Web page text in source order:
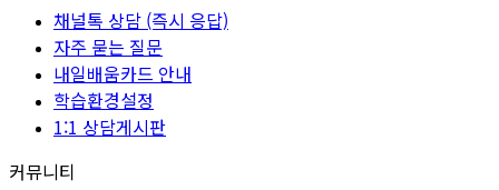
채널톡 상담 (즉시 응답)
자주 묻는 질문
내일배움카드 안내
학습환경설정
1:1 상담게시판
커뮤니티